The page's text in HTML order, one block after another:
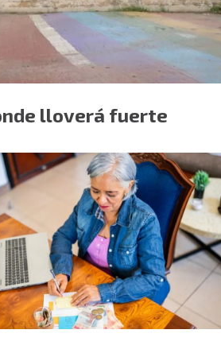
lloverá fuerte